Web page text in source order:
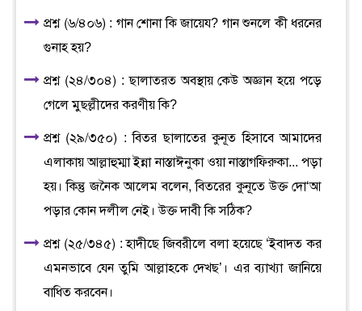
প্রশ্ন (৬/৪০৬) : গান শোনা কি জায়েয? গান শুনলে কী ধরনের
গুনাহ হয়?
প্রশ্ন (২৪/৩০৪) : ছালাতরত অবস্থায় কেউ অজ্ঞান হয়ে পড়ে
গেলে মুছল্লীদের করণীয় কি?
প্রশ্ন (২৯/৩৫০) : বিতর ছালাতের কুনূত হিসাবে আমাদের
এলাকায় আল্লাহুম্মা ইন্না নাস্তাঈনুকা ওয়া নাস্তাগফিরুকা... পড়া
হয়। কিন্তু জনৈক আলেম বলেন, বিতরের কুনূতে উক্ত দো‘আ
পড়ার কোন দলীল নেই। উক্ত দাবী কি সঠিক?
প্রশ্ন (২৫/৩৪৫) : হাদীছে জিবরীলে বলা হয়েছে ‘ইবাদত কর
এমনভাবে যেন তুমি আল্লাহকে দেখছ’। এর ব্যাখ্যা জানিয়ে
বাধিত করবেন।